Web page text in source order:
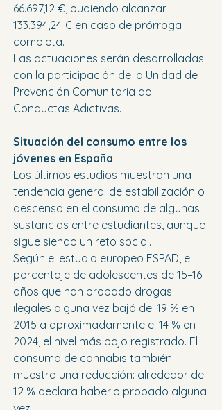
66.697,12 €, pudiendo alcanzar
133.394,24 € en caso de prórroga
completa.
Las actuaciones serán desarrolladas
con la participación de la Unidad de
Prevención Comunitaria de
Conductas Adictivas.
Situación del consumo entre los
jóvenes en España
Los últimos estudios muestran una
tendencia general de estabilización o
descenso en el consumo de algunas
sustancias entre estudiantes, aunque
sigue siendo un reto social.
Según el estudio europeo ESPAD, el
porcentaje de adolescentes de 15–16
años que han probado drogas
ilegales alguna vez bajó del 19 % en
2015 a aproximadamente el 14 % en
2024, el nivel más bajo registrado. El
consumo de cannabis también
muestra una reducción: alrededor del
12 % declara haberlo probado alguna